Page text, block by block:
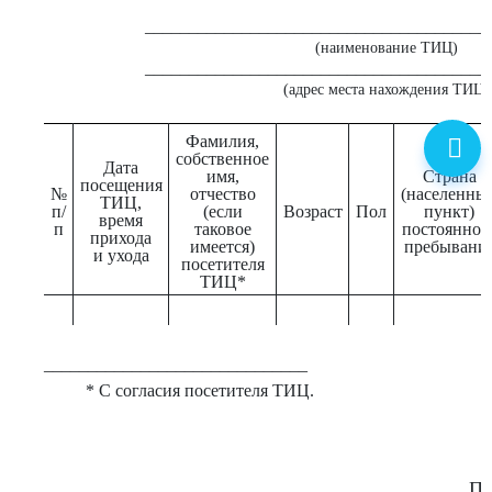
(наименование ТИЦ)
(адрес места нахождения ТИЦ)
№
п/
п
Дата
посещения
ТИЦ,
время
прихода
и ухода
Фамилия,
собственное
имя,
отчество
(если
таковое
имеется)
посетителя
ТИЦ*
Возраст Пол
Страна
пункт)
* С согласия посетителя ТИЦ.